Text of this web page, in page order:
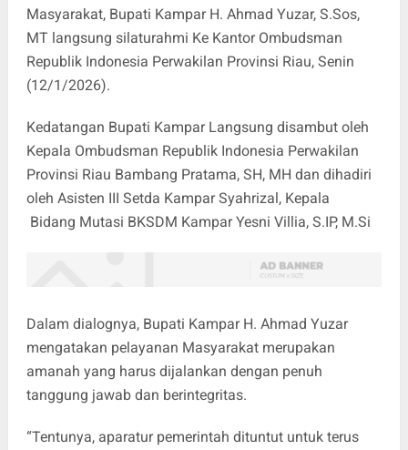
Masyarakat, Bupati Kampar H. Ahmad Yuzar, S.Sos,
MT langsung silaturahmi Ke Kantor Ombudsman
Republik Indonesia Perwakilan Provinsi Riau, Senin
(12/1/2026).
Kedatangan Bupati Kampar Langsung disambut oleh
Kepala Ombudsman Republik Indonesia Perwakilan
Provinsi Riau Bambang Pratama, SH, MH dan dihadiri
oleh Asisten III Setda Kampar Syahrizal, Kepala
Bidang Mutasi BKSDM Kampar Yesni Villia, S.IP, M.Si
Dalam dialognya, Bupati Kampar H. Ahmad Yuzar
mengatakan pelayanan Masyarakat merupakan
amanah yang harus dijalankan dengan penuh
tanggung jawab dan berintegritas.
“Tentunya, aparatur pemerintah dituntut untuk terus